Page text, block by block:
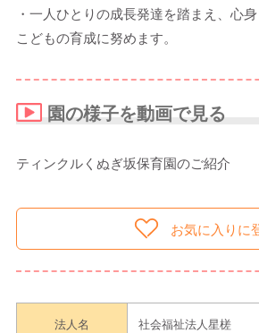
・一人ひとりの成長発達を踏まえ、心
こどもの育成に努めます。
園の様子を動画で見る
ティンクルくぬぎ坂保育園のご紹介
お気に入りに
法人名 社会福祉法人星槎